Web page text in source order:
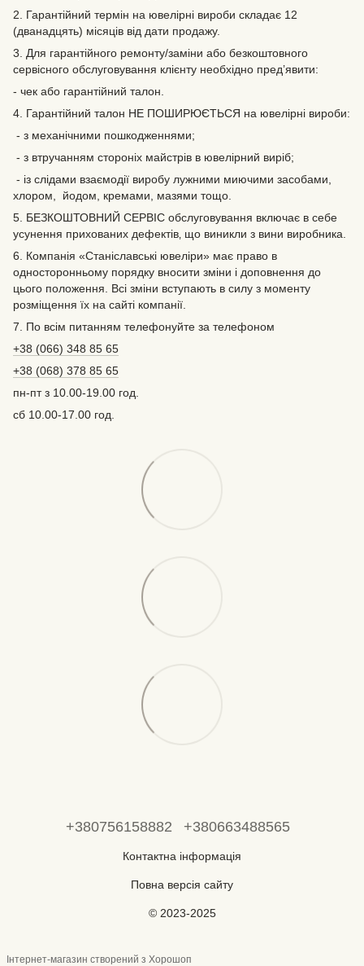
2. Гарантійний термін на ювелірні вироби складає 12
(дванадцять) місяців від дати продажу.
3. Для гарантійного ремонту/заміни або безкоштовного
сервісного обслуговування клієнту необхідно пред’явити:
- чек або гарантійний талон.
4. Гарантійний талон НЕ ПОШИРЮЄТЬСЯ на ювелірні вироби:
- з механічними пошкодженнями;
- з втручанням стороніх майстрів в ювелірний виріб;
- із слідами взаємодії виробу лужними миючими засобами,
хлором, йодом, кремами, мазями тощо.
5. БЕЗКОШТОВНИЙ СЕРВІС обслуговування включає в себе
усунення прихованих дефектів‚ що виникли з вини виробника.
6. Компанія «Станіславські ювеліри» має право в
односторонньому порядку вносити зміни і доповнення до
цього положення. Всі зміни вступають в силу з моменту
розміщення їх на сайті компанії.
7. По всім питанням телефонуйте за телефоном
+38 (066) 348 85 65
+38 (068) 378 85 65
пн-пт з 10.00-19.00 год.
сб 10.00-17.00 год.
+380756158882 +380663488565
Контактна інформація
Повна версія сайту
© 2023-2025
Інтернет-магазин створений з Хорошоп